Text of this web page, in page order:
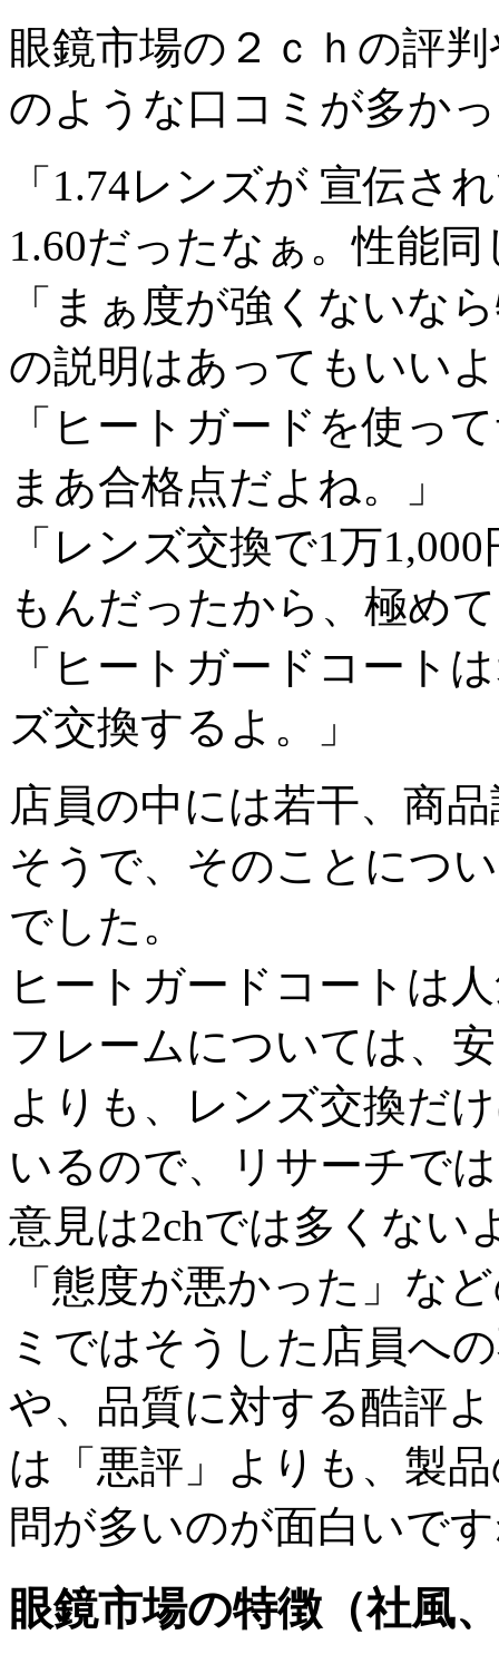
眼鏡市場の２ｃｈの評
のような口コミが多か
「1.74レンズが 宣伝さ
1.60だったなぁ。性能
「まぁ度が強くないな
の説明はあってもいい
「ヒートガードを使っ
まあ合格点だよね。」
「レンズ交換で1万
もんだったから、極め
「ヒートガードコート
ズ交換するよ。」
店員の中には若干、商
そうで、そのことにつ
でした。
ヒートガードコートは
フレームについては、
よりも、レンズ交換だ
いるので、リサーチで
意見は2chでは多くない
「態度が悪かった」な
ミではそうした店員へ
や、品質に対する酷評
は「悪評」よりも、製
問が多いのが面白いで
眼鏡市場の特徴（社風